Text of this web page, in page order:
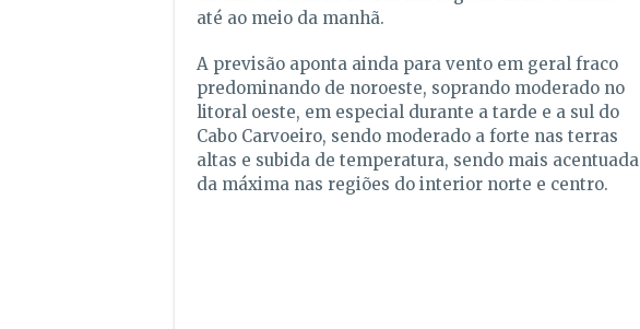
até ao meio da manhã.
A previsão aponta ainda para vento em geral fraco
predominando de noroeste, soprando moderado no
litoral oeste, em especial durante a tarde e a sul do
Cabo Carvoeiro, sendo moderado a forte nas terras
altas e subida de temperatura, sendo mais acentuada
da máxima nas regiões do interior norte e centro.